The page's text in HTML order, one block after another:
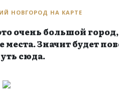
НОВГОРОД НА КАРТЕ
очень большой город,
Значит будет
сюда.